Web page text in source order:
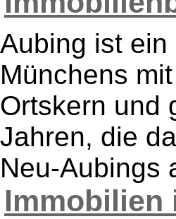
Aubing ist
Münchens
Ortskern und
Jahren, die
Neu-Aubings
Immobilien